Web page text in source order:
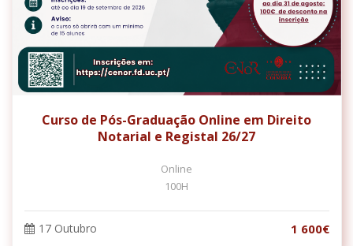
Curso de Pós-Graduação Online em Direito
Notarial e Registal 26/27
Online
100H
17 Outubro 1 600€